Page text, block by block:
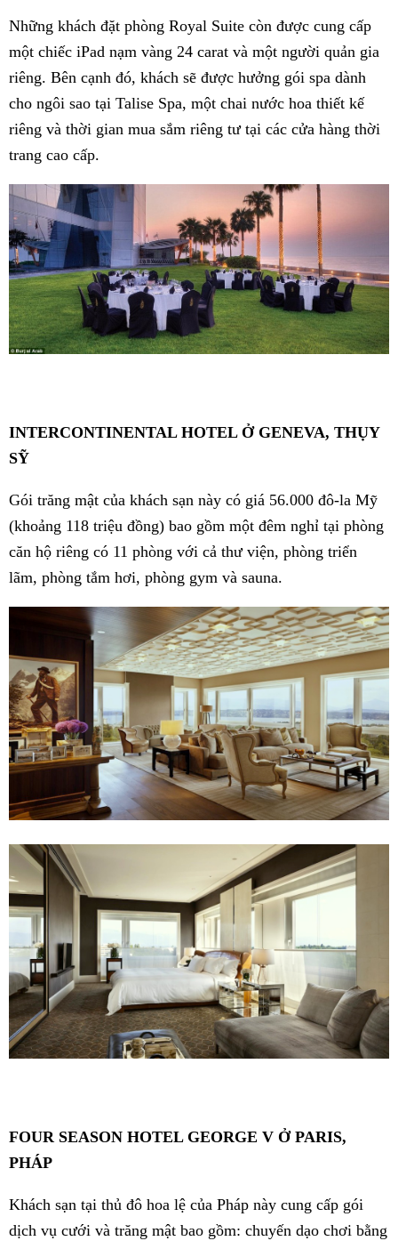
Những khách đặt phòng Royal Suite còn được cung cấp
một chiếc iPad nạm vàng 24 carat và một người quản gia
riêng. Bên cạnh đó, khách sẽ được hưởng gói spa dành
cho ngôi sao tại Talise Spa, một chai nước hoa thiết kế
riêng và thời gian mua sắm riêng tư tại các cửa hàng thời
trang cao cấp.
INTERCONTINENTAL HOTEL Ở GENEVA, THỤY
SỸ
Gói trăng mật của khách sạn này có giá 56.000 đô-la Mỹ
(khoảng 118 triệu đồng) bao gồm một đêm nghỉ tại phòng
căn hộ riêng có 11 phòng với cả thư viện, phòng triển
lãm, phòng tắm hơi, phòng gym và sauna.
FOUR SEASON HOTEL GEORGE V Ở PARIS,
PHÁP
Khách sạn tại thủ đô hoa lệ của Pháp này cung cấp gói
dịch vụ cưới và trăng mật bao gồm: chuyến dạo chơi bằng